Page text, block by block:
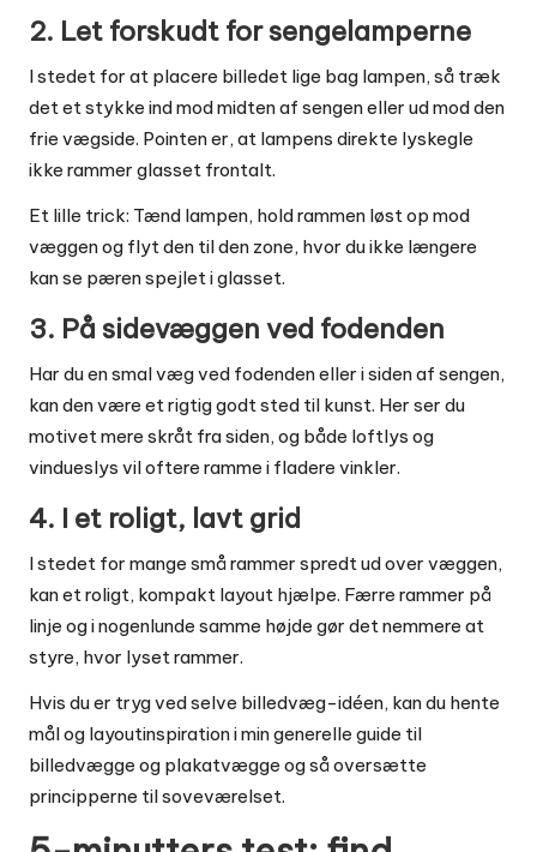
2. Let forskudt for sengelamperne
I stedet for at placere billedet lige bag lampen, så træk
det et stykke ind mod midten af sengen eller ud mod den
frie vægside. Pointen er, at lampens direkte lyskegle
ikke rammer glasset frontalt.
Et lille trick: Tænd lampen, hold rammen løst op mod
væggen og flyt den til den zone, hvor du ikke længere
kan se pæren spejlet i glasset.
3. På sidevæggen ved fodenden
Har du en smal væg ved fodenden eller i siden af sengen,
kan den være et rigtig godt sted til kunst. Her ser du
motivet mere skråt fra siden, og både loftlys og
vindueslys vil oftere ramme i fladere vinkler.
4. I et roligt, lavt grid
I stedet for mange små rammer spredt ud over væggen,
kan et roligt, kompakt layout hjælpe. Færre rammer på
linje og i nogenlunde samme højde gør det nemmere at
styre, hvor lyset rammer.
Hvis du er tryg ved selve billedvæg-idéen, kan du hente
mål og layoutinspiration i min generelle guide til
billedvægge og plakatvægge og så oversætte
principperne til soveværelset.